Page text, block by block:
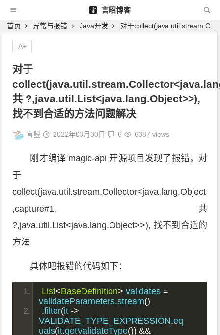
言昭博客
首页 异常与报错 Java开发 对于collect(java.util.stream.Collector<java.lang.Object,capture#1, 共 ?,java.util.List<java.lang.Object>>), 找不到合适的方法问题解决
对于
共 ?,java.util.List<java.lang.Object>>),
找不到合适的方法问题解决
言曌 2022年03月30日 6 6387 views
刚才编译 magic-api 开源项目发现了报错，对
于
collect(java.util.stream.Collector<java.lang.Object
,capture#1, 共
?,java.util.List<java.lang.Object>>), 找不到合适的
方法
具体吧报错的代码如下：
List<BaseDefinition> validates =
validateParameters.stream()
.filter(it ->
VALIDATE_TYPE_EXPRESSION.eq
uals(it.getValidateType()) &&
A+